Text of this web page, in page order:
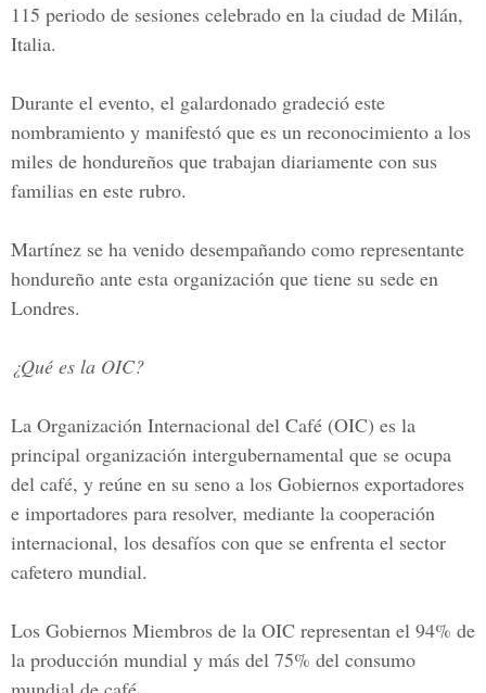
115 periodo de sesiones celebrado en la ciudad de Milán,
Italia.
Durante el evento, el galardonado gradeció este
nombramiento y manifestó que es un reconocimiento a los
miles de hondureños que trabajan diariamente con sus
familias en este rubro.
Martínez se ha venido desempañando como representante
hondureño ante esta organización que tiene su sede en
Londres.
¿Qué es la OIC?
La Organización Internacional del Café (OIC) es la
principal organización intergubernamental que se ocupa
del café, y reúne en su seno a los Gobiernos exportadores
e importadores para resolver, mediante la cooperación
internacional, los desafíos con que se enfrenta el sector
cafetero mundial.
Los Gobiernos Miembros de la OIC representan el 94% de
la producción mundial y más del 75% del consumo